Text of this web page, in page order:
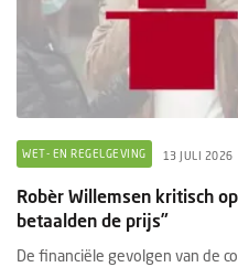
WET- EN REGELGEVING 13 JULI 2026
Robèr Willemsen kritisch
betaalden de prijs”
De financiële gevolgen van de